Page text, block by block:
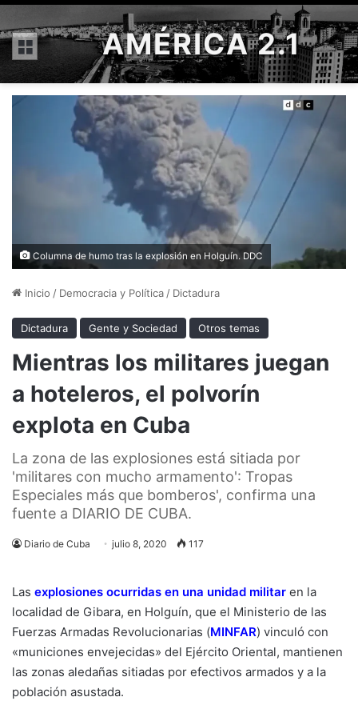
Menú AMÉRICA 2.1
Columna de humo tras la explosión en Holguín. DDC
Inicio / Democracia y Política / Dictadura
Dictadura Gente y Sociedad Otros temas
Mientras los militares juegan
a hoteleros, el polvorín
explota en Cuba
La zona de las explosiones está sitiada por
'militares con mucho armamento': Tropas
Especiales más que bomberos', confirma una
fuente a DIARIO DE CUBA.
Diario de Cuba julio 8, 2020 117
Las explosiones ocurridas en una unidad militar en la
localidad de Gibara, en Holguín, que el Ministerio de las
Fuerzas Armadas Revolucionarias (MINFAR) vinculó con
«municiones envejecidas» del Ejército Oriental, mantienen
las zonas aledañas sitiadas por efectivos armados y a la
población asustada.